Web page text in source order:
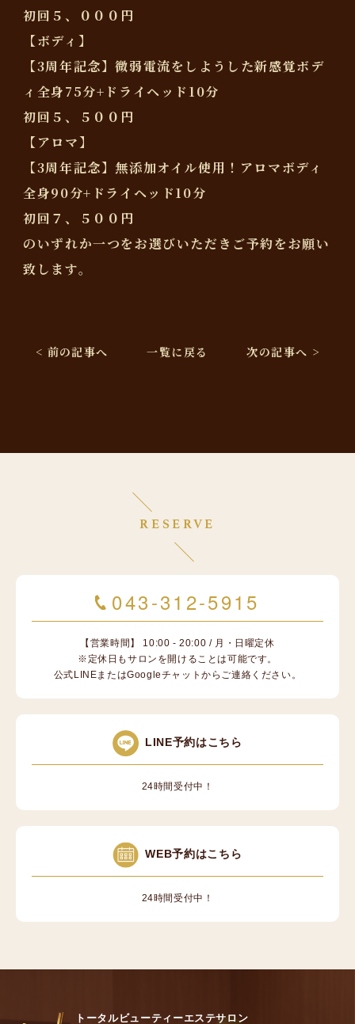
初回５、０００円
【ボディ】
【3周年記念】微弱電流をしようした新感覚ボデ
ィ全身75分+ドライヘッド10分
初回５、５００円
【アロマ】
【3周年記念】無添加オイル使用！アロマボディ
全身90分+ドライヘッド10分
初回７、５００円
のいずれか一つをお選びいただきご予約をお願い
致します。
< 前の記事へ 一覧に戻る 次の記事へ >
RESERVE
043-312-5915
【営業時間】 10:00 - 20:00 / 月・日曜定休
※定休日もサロンを開けることは可能です。
公式LINEまたはGoogleチャットからご連絡ください。
LINE予約はこちら
24時間受付中！
WEB予約はこちら
24時間受付中！
トータルビューティーエステサロン